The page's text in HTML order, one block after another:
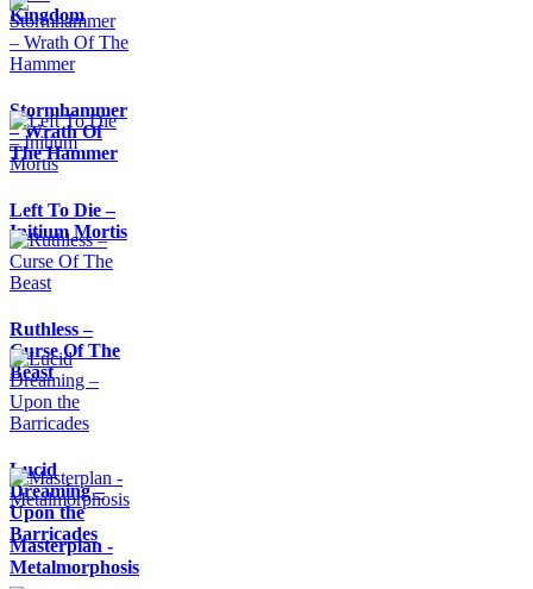
Kingdom
Stormhammer
– Wrath Of
The Hammer
Left To Die –
Initium Mortis
Ruthless –
Curse Of The
Beast
Lucid
Dreaming –
Upon the
Barricades
Masterplan -
Metalmorphosis